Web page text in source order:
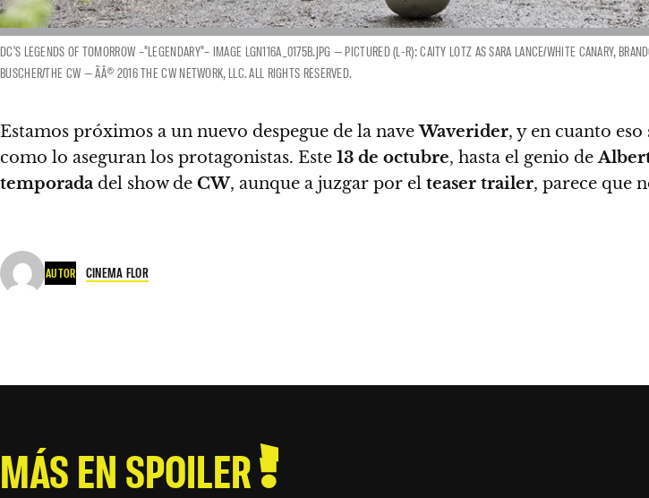
DC'S LEGENDS OF TOMORROW –"LEGENDARY"– IMAGE LGN116A_0175B.JPG — PICTURED (L-R): CAITY LOTZ AS SARA LANCE/WHITE CANARY,
BUSCHER/THE CW — ÃÂ© 2016 THE CW NETWORK, LLC. ALL RIGHTS RESERVED.
Estamos próximos a un nuevo despegue de la naveWaverider, y en cuanto eso
como lo aseguran los protagonistas. Este 13 de octubre, hasta el genio de
temporada del show de CW, aunque a juzgar por el teaser trailer, parece que
AUTOR CINEMA FLOR
MÁS EN SPOILER